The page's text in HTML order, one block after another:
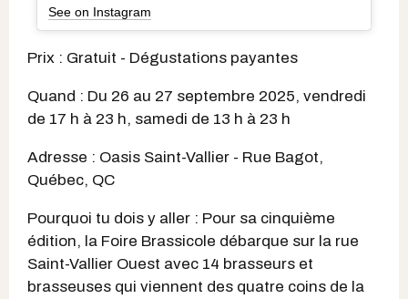
See on Instagram
Prix : Gratuit - Dégustations payantes
Quand : Du 26 au 27 septembre 2025, vendredi
de 17 h à 23 h, samedi de 13 h à 23 h
Adresse : Oasis Saint-Vallier - Rue Bagot,
Québec, QC
Pourquoi tu dois y aller : Pour sa cinquième
édition, la Foire Brassicole débarque sur la rue
Saint-Vallier Ouest avec 14 brasseurs et
brasseuses qui viennent des quatre coins de la